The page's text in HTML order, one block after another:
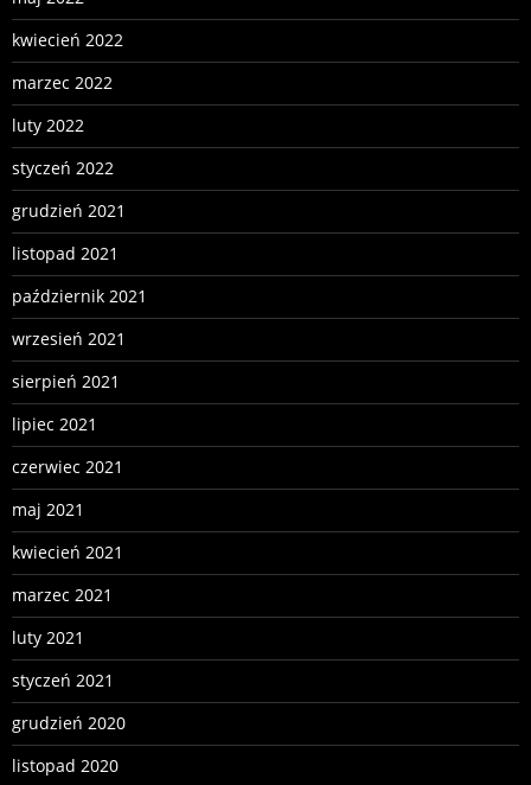
kwiecień 2022
marzec 2022
luty 2022
styczeń 2022
grudzień 2021
listopad 2021
październik 2021
wrzesień 2021
sierpień 2021
lipiec 2021
czerwiec 2021
maj 2021
kwiecień 2021
marzec 2021
luty 2021
styczeń 2021
grudzień 2020
listopad 2020